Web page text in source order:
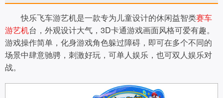
快乐飞车游艺机是一款专为儿童设计的休闲益智类赛车
游艺机台，外观设计大气，3D卡通游戏画面风格可爱有趣。
游戏操作简单，化身游戏角色躲过障碍，即可在多个不同的
场景中肆意驰骋，刺激好玩，可单人娱乐，也可双人娱乐对
战。